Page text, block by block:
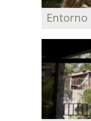
Entorno